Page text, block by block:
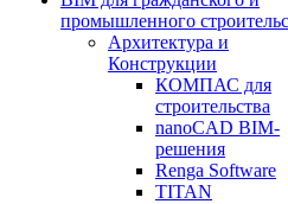
промышленного
Архитектура и
Конструкции
КОМПАС для
строительства
nanoCAD BIM-
решения
Renga Software
TITAN